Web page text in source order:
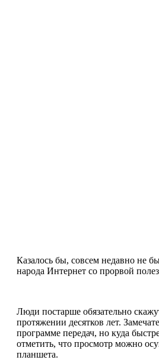
Казалось бы, совсем недавно не
народа Интернет со прорвой
Люди постарше обязательно
протяжении десятков лет.
программе передач, но куда
отметить, что просмотр можно
планшета.